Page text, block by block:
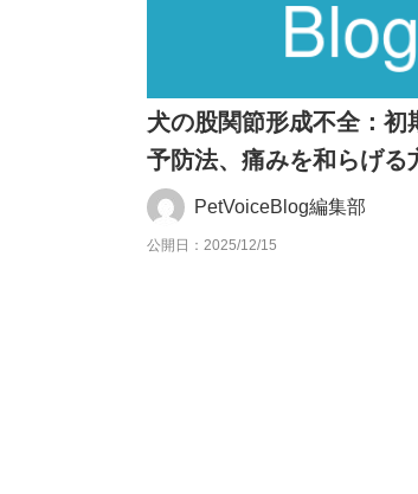
犬の股関節形成不全：初
予防法、痛みを和らげる
PetVoiceBlog編集部
公開日：2025/12/15